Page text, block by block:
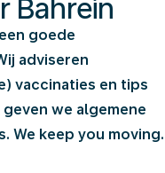
Bahrein
goede
adviseren
vaccinaties en tips
we algemene
We keep you moving.